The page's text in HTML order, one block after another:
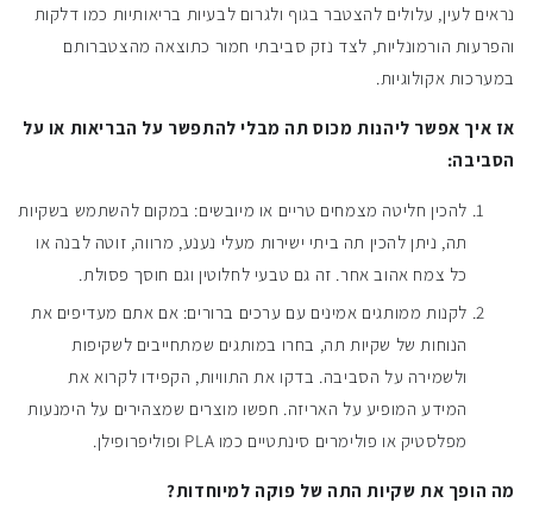
נראים לעין, עלולים להצטבר בגוף ולגרום לבעיות בריאותיות כמו דלקות
והפרעות הורמונליות, לצד נזק סביבתי חמור כתוצאה מהצטברותם
במערכות אקולוגיות.
אז איך אפשר ליהנות מכוס תה מבלי להתפשר על הבריאות או על
הסביבה:
להכין חליטה מצמחים טריים או מיובשים: במקום להשתמש בשקיות
תה, ניתן להכין תה ביתי ישירות מעלי נענע, מרווה, זוטה לבנה או
כל צמח אהוב אחר. זה גם טבעי לחלוטין וגם חוסך פסולת.
לקנות ממותגים אמינים עם ערכים ברורים: אם אתם מעדיפים את
הנוחות של שקיות תה, בחרו במותגים שמתחייבים לשקיפות
ולשמירה על הסביבה. בדקו את התוויות, הקפידו לקרוא את
המידע המופיע על האריזה. חפשו מוצרים שמצהירים על הימנעות
מפלסטיק או פולימרים סינתטיים כמו PLA ופוליפרופילן.
מה הופך את שקיות התה של פוקה למיוחדות?